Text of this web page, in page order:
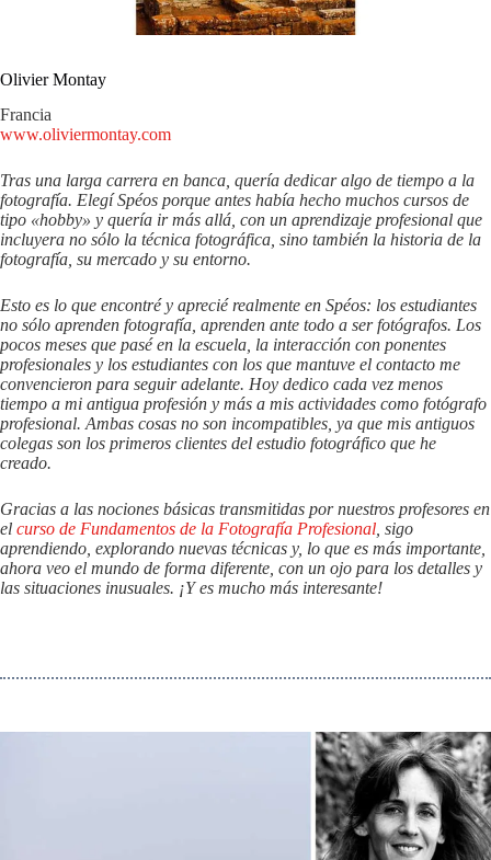
Olivier Montay
Francia
www.oliviermontay.com
Tras una larga carrera en banca, quería dedicar algo de tiempo a la
fotografía. Elegí Spéos porque antes había hecho muchos cursos de
tipo «hobby» y quería ir más allá, con un aprendizaje profesional que
incluyera no sólo la técnica fotográfica, sino también la historia de la
fotografía, su mercado y su entorno.
Esto es lo que encontré y aprecié realmente en Spéos: los estudiantes
no sólo aprenden fotografía, aprenden ante todo a ser fotógrafos. Los
pocos meses que pasé en la escuela, la interacción con ponentes
profesionales y los estudiantes con los que mantuve el contacto me
convencieron para seguir adelante. Hoy dedico cada vez menos
tiempo a mi antigua profesión y más a mis actividades como fotógrafo
profesional. Ambas cosas no son incompatibles, ya que mis antiguos
colegas son los primeros clientes del estudio fotográfico que he
creado.
Gracias a las nociones básicas transmitidas por nuestros profesores en
el curso de Fundamentos de la Fotografía Profesional , sigo
aprendiendo, explorando nuevas técnicas y, lo que es más importante,
ahora veo el mundo de forma diferente, con un ojo para los detalles y
las situaciones inusuales. ¡Y es mucho más interesante!